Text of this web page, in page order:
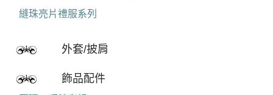
縫珠亮片禮服系列
外套/披肩
飾品配件